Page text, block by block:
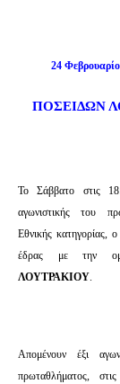
24
ΠΟΣΕΙΔΩΝ
Το Σάββατο στις
αγωνιστικής του
Εθνικής κατηγορίας,
έδρας με την
ΛΟΥΤΡΑΚΙΟΥ.
Απομένουν έξι
πρωταθλήματος,